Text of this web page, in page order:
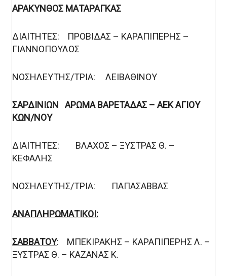
ΑΡΑΚΥΝΘΟΣ ΜΑΤΑΡΑΓΚΑΣ
ΔΙΑΙΤΗΤΕΣ: ΠΡΟΒΙΔΑΣ – ΚΑΡΑΠΙΠΕΡΗΣ –
ΓΙΑΝΝΟΠΟΥΛΟΣ
ΝΟΣΗΛΕΥΤΗΣ/ΤΡΙΑ: ΛΕΙΒΑΘΙΝΟΥ
ΣΑΡΔΙΝΙΩΝ ΑΡΩΜΑ ΒΑΡΕΤΑΔΑΣ – ΑΕΚ ΑΓΙΟΥ
ΚΩΝ/ΝΟΥ
ΔΙΑΙΤΗΤΕΣ: ΒΛΑΧΟΣ – ΞΥΣΤΡΑΣ Θ. –
ΚΕΦΑΛΗΣ
ΝΟΣΗΛΕΥΤΗΣ/ΤΡΙΑ: ΠΑΠΑΣΑΒΒΑΣ
ΑΝΑΠΛΗΡΩΜΑΤΙΚΟΙ:
ΣΑΒΒΑΤΟΥ: ΜΠΕΚΙΡΑΚΗΣ – ΚΑΡΑΠΙΠΕΡΗΣ Λ. –
ΞΥΣΤΡΑΣ Θ. – ΚΑΖΑΝΑΣ Κ.